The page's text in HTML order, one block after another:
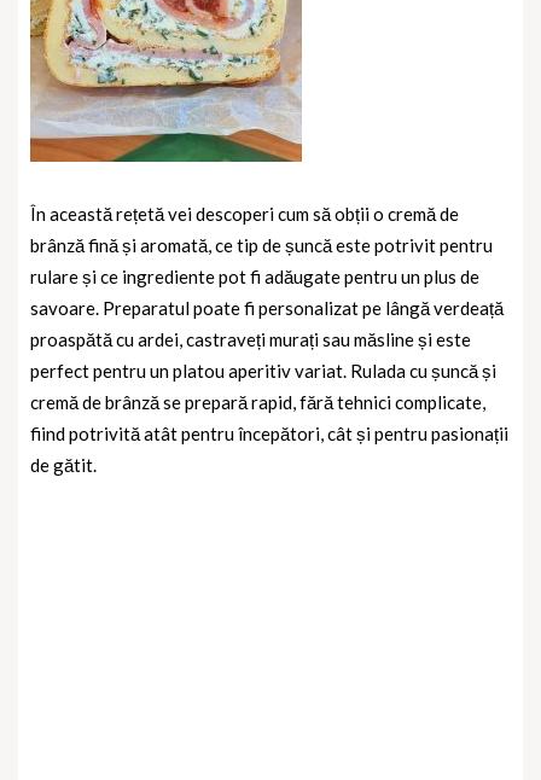
În această rețetă vei descoperi cum să obții o cremă de
brânză fină și aromată, ce tip de șuncă este potrivit pentru
rulare și ce ingrediente pot fi adăugate pentru un plus de
savoare. Preparatul poate fi personalizat pe lângă verdeață
proaspătă cu ardei, castraveți murați sau măsline și este
perfect pentru un platou aperitiv variat. Rulada cu șuncă și
cremă de brânză se prepară rapid, fără tehnici complicate,
fiind potrivită atât pentru începători, cât și pentru pasionații
de gătit.